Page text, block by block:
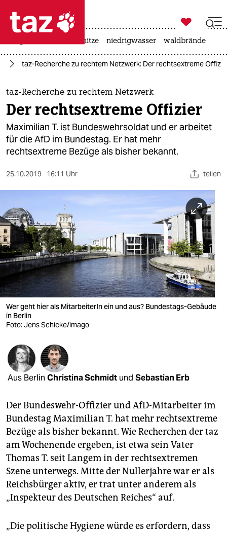
 taz zahl ich
taz zahl ich
themen
politik
öko
sport
berlin
nord
wahrheit
verlag
verlag
shop
fragen & hilfe
abo
genossenschaft
epaper login

taz zahl ich
hitze niedrigwasser waldbrände
taz-Recherche zu rechtem Netzwerk: Der rechtsextreme
taz-Recherche zu rechtem Netzwerk
Der rechtsextreme Offizier
Maximilian T. ist Bundeswehrsoldat und er arbeitet
für die AfD im Bundestag. Er hat mehr
rechtsextreme Bezüge als bisher bekannt.
25.10.2019 16:11 Uhr teilen
Wer geht hier als MitarbeiterIn ein und aus? Bundestags-Gebäude
in Berlin
Foto: Jens Schicke/imago
Aus Berlin Christina Schmidt und Sebastian Erb
Der Bundeswehr-Offizier und AfD-Mitarbeiter im
Bundestag Maximilian T. hat mehr rechtsextreme
Bezüge als bisher bekannt. Wie Recherchen der taz
am Wochenende ergeben, ist etwa sein Vater
Thomas T. seit Langem in der rechtsextremen
Szene unterwegs. Mitte der Nullerjahre war er als
Reichsbürger aktiv, er trat unter anderem als
„Inspekteur des Deutschen Reiches“ auf.
„Die politische Hygiene würde es erfordern, dass